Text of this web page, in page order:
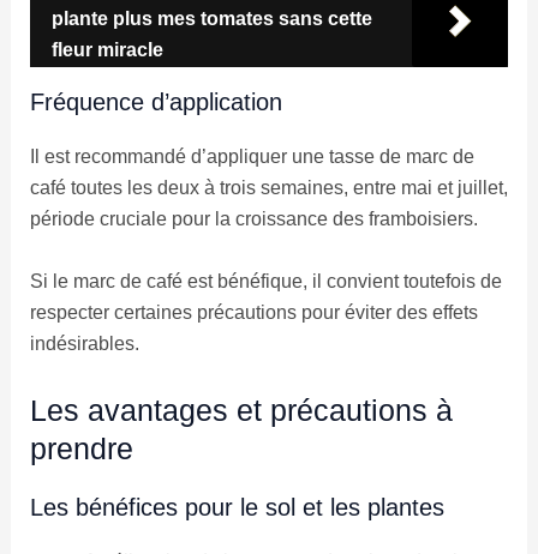
plante plus mes tomates sans cette
fleur miracle
Fréquence d’application
Il est recommandé d’appliquer une tasse de marc de
café toutes les deux à trois semaines, entre mai et juillet,
période cruciale pour la croissance des framboisiers.
Si le marc de café est bénéfique, il convient toutefois de
respecter certaines précautions pour éviter des effets
indésirables.
Les avantages et précautions à
prendre
Les bénéfices pour le sol et les plantes